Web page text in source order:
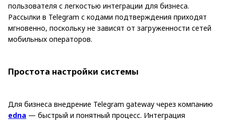
пользователя с легкостью интеграции для бизнеса.
Рассылки в Telegram с кодами подтверждения приходят
мгновенно, поскольку не зависят от загруженности сетей
мобильных операторов.
Простота настройки системы
Для бизнеса внедрение Telegram gateway через компанию
edna — быстрый и понятный процесс. Интеграция